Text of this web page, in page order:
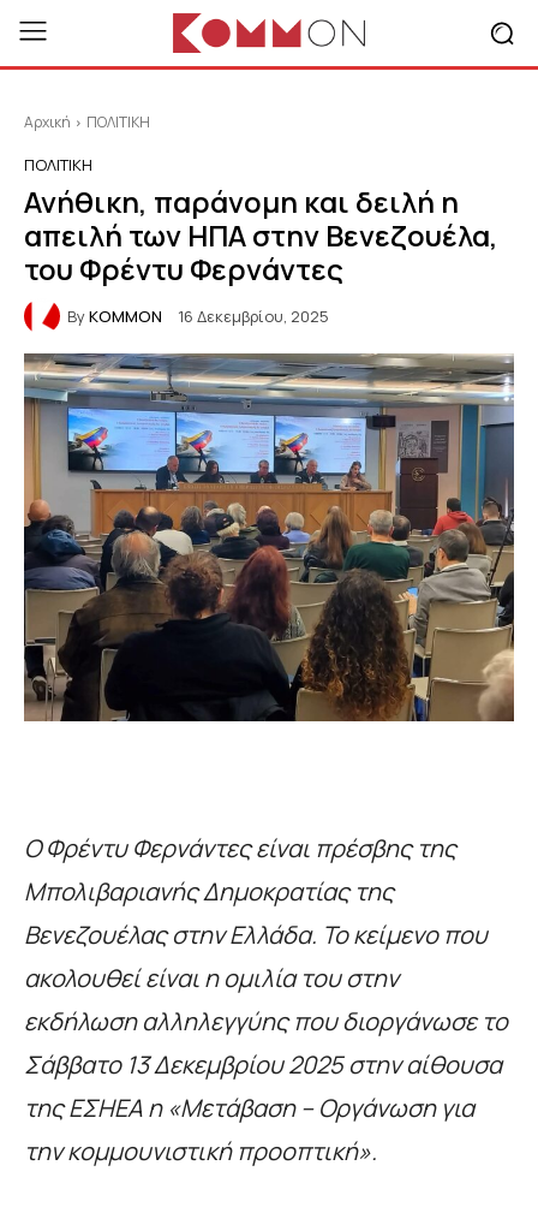
Αρχική ΠΟΛΙΤΙΚΗ
ΠΟΛΙΤΙΚΗ
Ανήθικη, παράνομη και δειλή η
απειλή των ΗΠΑ στην Βενεζουέλα,
του Φρέντυ Φερνάντες
ByKOMMON 16 Δεκεμβρίου, 2025
Ο Φρέντυ Φερνάντες είναι πρέσβης της
Μπολιβαριανής Δημοκρατίας της
Βενεζουέλας στην Ελλάδα. Το κείμενο που
ακολουθεί είναι η ομιλία του στην
εκδήλωση αλληλεγγύης που διοργάνωσε το
Σάββατο 13 Δεκεμβρίου 2025 στην αίθουσα
της ΕΣΗΕΑ η «Μετάβαση – Οργάνωση για
την κομμουνιστική προοπτική».